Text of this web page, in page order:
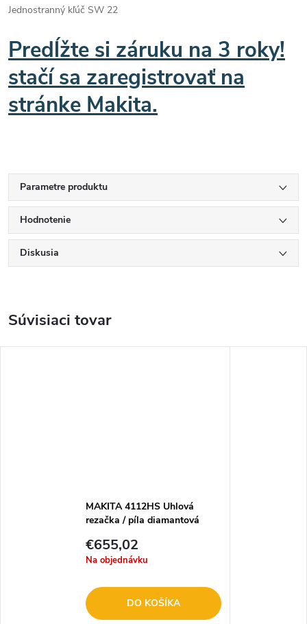
Jednostranný kľúč SW 22
Predĺžte si záruku na 3 roky!
stačí sa zaregistrovať na
stránke Makita.
Parametre produktu
Hodnotenie
Diskusia
Súvisiaci tovar
MAKITA 4112HS Uhlová
rezačka / píla diamantová
€655,02
Na objednávku
DO KOŠÍKA